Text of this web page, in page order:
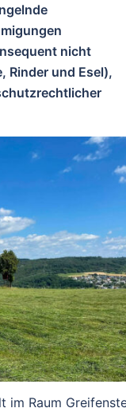
nicht
Rinder und Esel),
im Raum